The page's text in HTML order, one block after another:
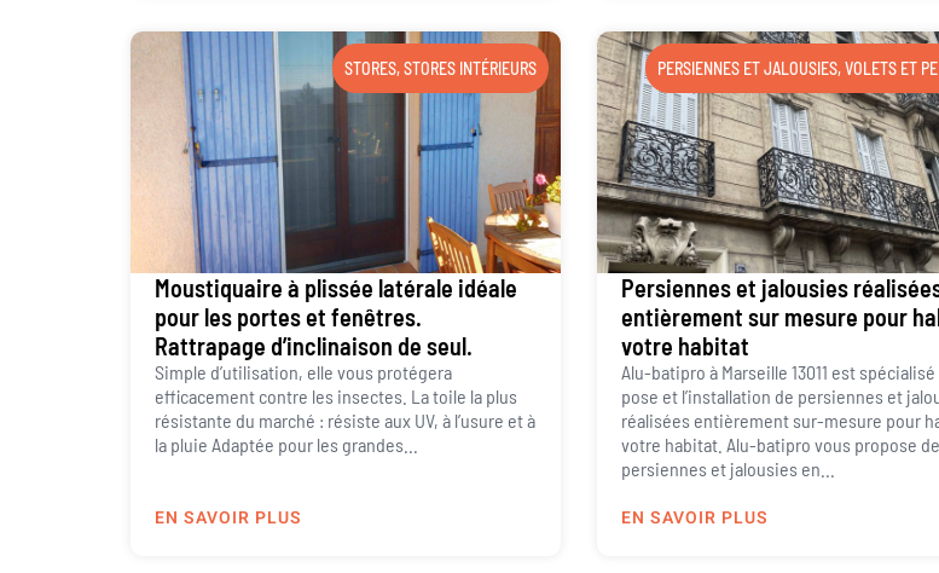
STORES,STORES INTÉRIEURS
Moustiquaire à plissée latérale idéale
pour les portes et fenêtres.
Rattrapage d’inclinaison de seul.
Simple d’utilisation, elle vous protégera
efficacement contre les insectes. La toile la plus
résistante du marché : résiste aux UV, à l’usure et à
la pluie Adaptée pour les grandes...
EN SAVOIR PLUS
PERSIENNES ET JALOUSIES,VOLETS ET
Persiennes et jalousies
entièrement sur mesure pour
votre habitat
Alu-batipro à Marseille 13011 est spécialisé
pose et l’installation de persiennes et
réalisées entièrement sur-mesure pour
votre habitat. Alu-batipro vous propose
persiennes et jalousies en...
EN SAVOIR PLUS